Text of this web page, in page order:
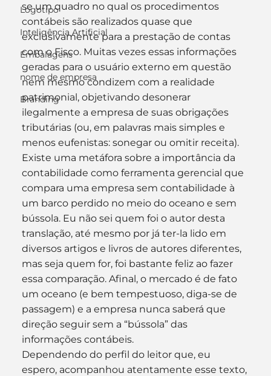
Logotipo
Inteligência Artificial
Embalagens
nome de empresa
Branding
se um quadro no qual os procedimentos
contábeis são realizados quase que
exclusivamente para a prestação de contas
com o Fisco. Muitas vezes essas informações
geradas para o usuário externo em questão
nem mesmo condizem com a realidade
patrimonial, objetivando desonerar
ilegalmente a empresa de suas obrigações
tributárias (ou, em palavras mais simples e
menos eufenistas: sonegar ou omitir receita).
Existe uma metáfora sobre a importância da
contabilidade como ferramenta gerencial que
compara uma empresa sem contabilidade à
um barco perdido no meio do oceano e sem
bússola. Eu não sei quem foi o autor desta
translação, até mesmo por já ter-la lido em
diversos artigos e livros de autores diferentes,
mas seja quem for, foi bastante feliz ao fazer
essa comparação. Afinal, o mercado é de fato
um oceano (e bem tempestuoso, diga-se de
passagem) e a empresa nunca saberá que
direção seguir sem a “bússola” das
informações contábeis.
Dependendo do perfil do leitor que, eu
espero, acompanhou atentamente esse texto,